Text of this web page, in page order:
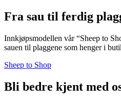
Fra sau til ferdig
Innkjøpsmodellen vår “Sheep to
sauen til plaggene som henger i
Sheep to Shop
Bli bedre kjent med